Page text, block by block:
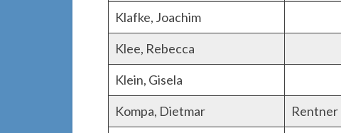
Klafke, Joachim
Klee, Rebecca
Klein, Gisela
Kompa, Dietmar
Rentner